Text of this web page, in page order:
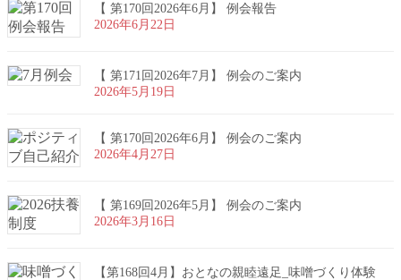
【 第170回2026年6月】 例会報告
2026年6月22日
【 第171回2026年7月】 例会のご案内
2026年5月19日
【 第170回2026年6月】 例会のご案内
2026年4月27日
【 第169回2026年5月】 例会のご案内
2026年3月16日
【第168回4月】おとなの親睦遠足_味噌づくり体験